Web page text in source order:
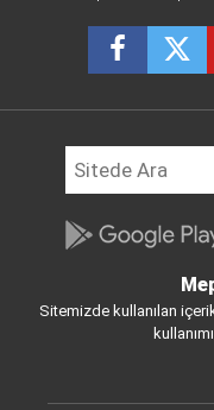
Sitemizde kullanılan